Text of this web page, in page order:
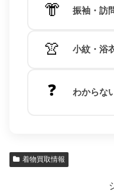
👘 振袖・訪
👚 小紋・浴
❓ わからな
着物買取情報